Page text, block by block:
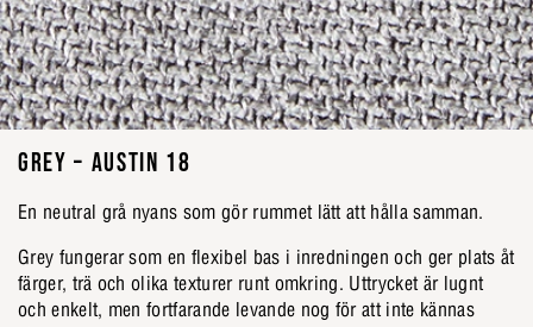
GREY – AUSTIN 18
En neutral grå nyans som gör rummet lätt att hålla samman.
Grey fungerar som en flexibel bas i inredningen och ger plats åt
färger, trä och olika texturer runt omkring. Uttrycket är lugnt
och enkelt, men fortfarande levande nog för att inte kännas